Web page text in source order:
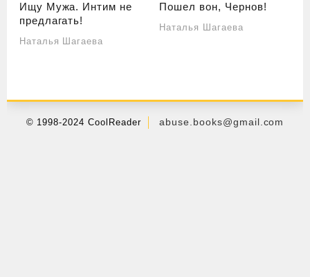
Ищу Мужа. Интим не
предлагать!
Наталья Шагаева
Пошел вон, Чернов!
Наталья Шагаева
© 1998-2024 CoolReader abuse.books@gmail.com